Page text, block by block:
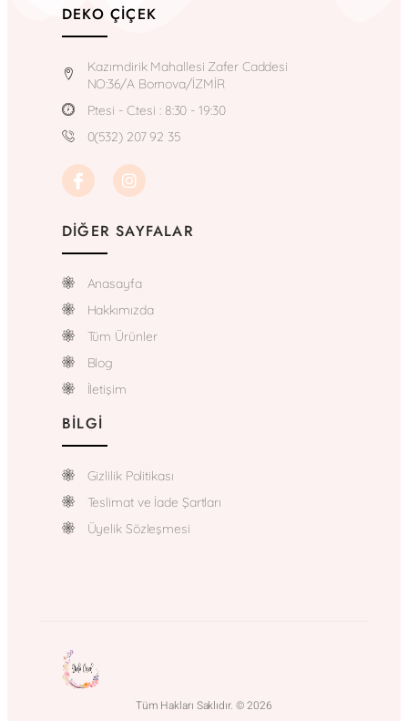
DEKO ÇIÇEK
Kazımdirik Mahallesi Zafer Caddesi
NO:36/A Bornova/İZMİR
P.tesi - C.tesi : 8:30 - 19:30
0(532) 207 92 35
DIĞER SAYFALAR
Anasayfa
Hakkımızda
Tüm Ürünler
Blog
İletişim
BILGI
Gizlilik Politikası
Teslimat ve İade Şartları
Üyelik Sözleşmesi
Tüm Hakları Saklıdır. © 2026